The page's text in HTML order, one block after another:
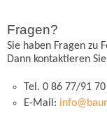
Fragen?
Sie haben Fragen zu
Dann kontaktieren
Tel. 0 86 77/91
E-Mail: